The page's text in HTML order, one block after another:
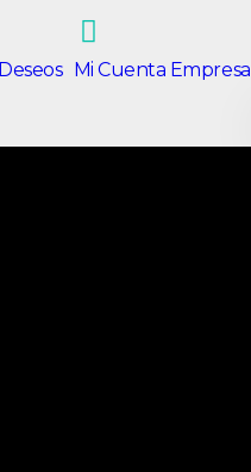
Mi Cuenta Empresa